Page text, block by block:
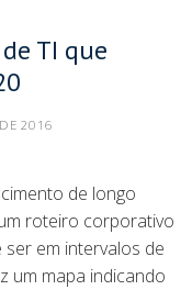
TI que
2016
de longo
roteiro corporativo
em intervalos de
um mapa indicando